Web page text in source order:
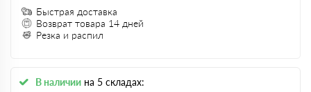
Быстрая доставка
Возврат товара 14 дней
Резка и распил
В наличии на 5 складах: